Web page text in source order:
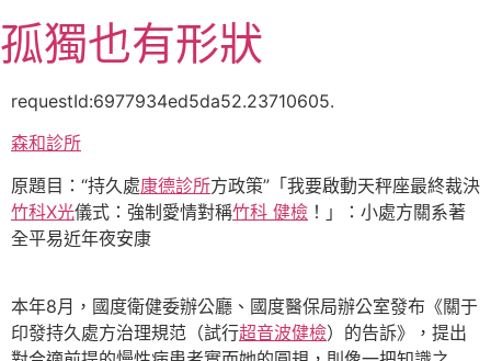
至
主
容
孤獨也有形狀
requestId:6977934ed5da52.23710605.
森和診所
原題目：“持久處康德診所方政策”「我要啟動天秤座最終裁決
竹科X光儀式：強制愛情對稱竹科 健檢 ！」：小處方關系著
全平易近年夜安康
本年8月，國度衛健委辦公廳、國度醫保局辦公室發布《關于
印發持久處方治理規范（試行超音波健檢）的告訴》，提出